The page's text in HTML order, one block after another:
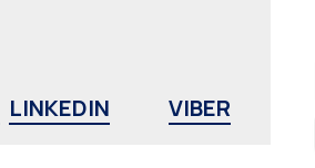
LINKEDIN VIBER